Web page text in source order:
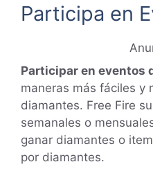
Participa en
Participar en eventos
maneras más fáciles y
diamantes. Free Fire
semanales o
ganar diamantes o
por diamantes.